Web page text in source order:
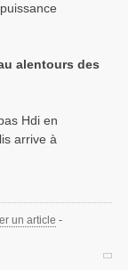
alentours des
Hdi en
arrive à
un article -